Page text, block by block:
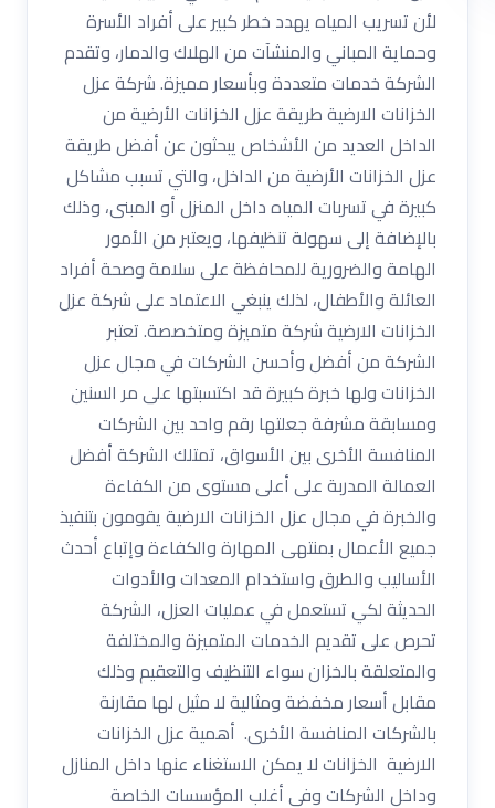
لأن تسريب المياه يهدد خطر كبير على أفراد الأسرة
وحماية المباني والمنشآت من الهلاك والدمار، وتقدم
الشركة خدمات متعددة وبأسعار مميزة. شركة عزل
الخزانات الارضية طريقة عزل الخزانات الأرضية من
الداخل العديد من الأشخاص يبحثون عن أفضل طريقة
عزل الخزانات الأرضية من الداخل، والتي تسبب مشاكل
كبيرة في تسربات المياه داخل المنزل أو المبنى، وذلك
بالإضافة إلى سهولة تنظيفها، ويعتبر من الأمور
الهامة والضرورية للمحافظة على سلامة وصحة أفراد
العائلة والأطفال، لذلك ينبغي الاعتماد على شركة عزل
الخزانات الارضية شركة متميزة ومتخصصة. تعتبر
الشركة من أفضل وأحسن الشركات في مجال عزل
الخزانات ولها خبرة كبيرة قد اكتسبتها على مر السنين
ومسابقة مشرفة جعلتها رقم واحد بين الشركات
المنافسة الأخرى بين الأسواق، تمتلك الشركة أفضل
العمالة المدربة على أعلى مستوى من الكفاءة
والخبرة في مجال عزل الخزانات الارضية يقومون بتنفيذ
جميع الأعمال بمنتهى المهارة والكفاءة وإتباع أحدث
الأساليب والطرق واستخدام المعدات والأدوات
الحديثة لكي تستعمل في عمليات العزل، الشركة
تحرص على تقديم الخدمات المتميزة والمختلفة
والمتعلقة بالخزان سواء التنظيف والتعقيم وذلك
مقابل أسعار مخفضة ومثالية لا مثيل لها مقارنة
بالشركات المنافسة الأخرى. أهمية عزل الخزانات
الارضية الخزانات لا يمكن الاستغناء عنها داخل المنازل
وداخل الشركات وفي أغلب المؤسسات الخاصة